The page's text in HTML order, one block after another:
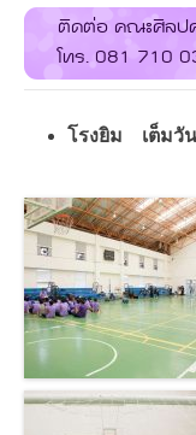
ติดต่อ คณะศิลป
โทร. 081 710
โรงยิม เต็มวั